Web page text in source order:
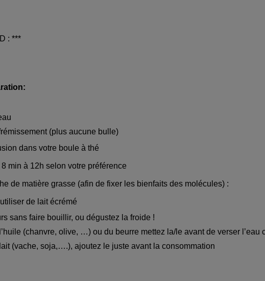
: ***
(plus aucune bulle)
dans votre boule à thé
min à 12h selon votre préférence
de matière grasse (afin de fixer les bienfaits des molécules) :
de lait écrémé
sans faire bouillir, ou dégustez la froide !
(chanvre, olive, …) ou du beurre mettez la/le avant de verser l’eau
(vache, soja,….), ajoutez le juste avant la consommation